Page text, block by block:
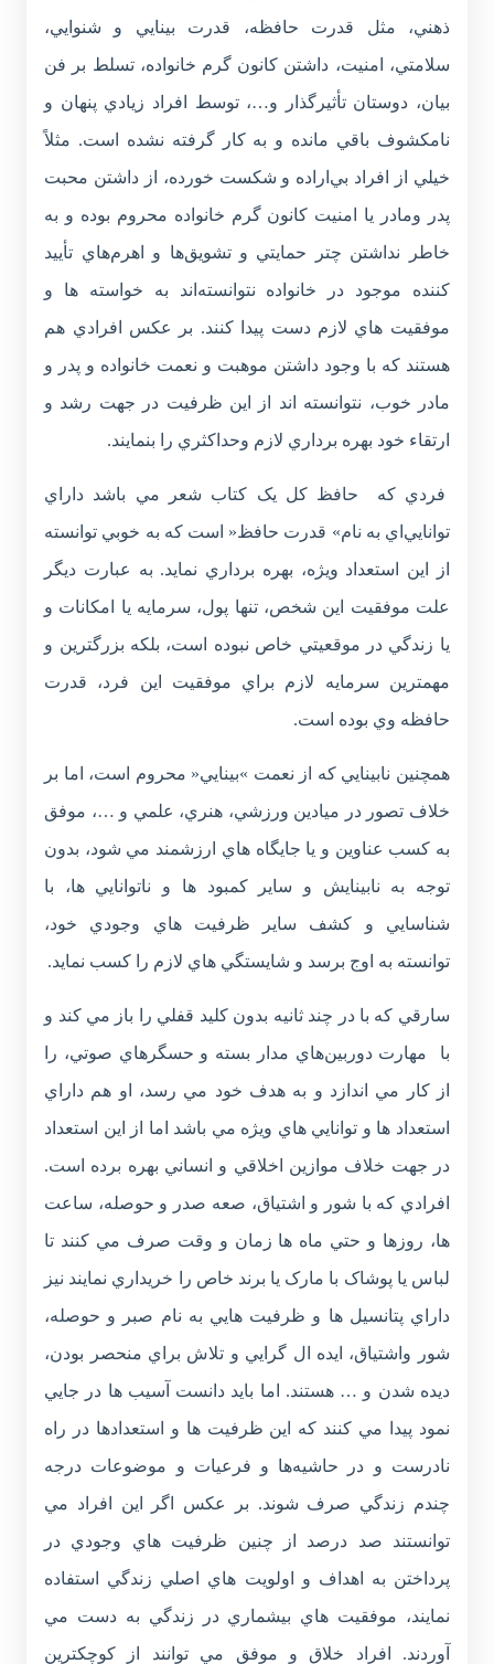
ذهني، مثل قدرت حافظه، قدرت بينايي و شنوايي،
سلامتي، امنيت، داشتن کانون گرم خانواده، تسلط بر فن
بيان، دوستان تأثيرگذار و…، توسط افراد زيادي پنهان و
نامکشوف باقي مانده و به کار گرفته نشده است. مثلاً
خيلي از افراد بي‌اراده و شکست خورده، از داشتن محبت
پدر ومادر يا امنيت کانون گرم خانواده محروم بوده و به
خاطر نداشتن چتر حمايتي و تشويق‌ها و اهرم‌هاي تأييد
کننده موجود در خانواده نتوانسته‌اند به خواسته ها و
موفقيت هاي لازم دست پيدا کنند. بر عکس افرادي هم
هستند که با وجود داشتن موهبت و نعمت خانواده و پدر و
مادر خوب، نتوانسته اند از اين ظرفيت در جهت رشد و
ارتقاء خود بهره برداري لازم وحداکثري را بنمايند.
فردي که حافظ کل يک کتاب شعر مي باشد داراي
توانايي‌اي به نام» قدرت حافظ« است که به خوبي توانسته
از اين استعداد ويژه، بهره برداري نمايد. به عبارت ديگر
علت موفقيت اين شخص، تنها پول، سرمايه يا امکانات و
يا زندگي در موقعيتي خاص نبوده است، بلکه بزرگترين و
مهمترين سرمايه لازم براي موفقيت اين فرد، قدرت
حافظه وي بوده است.
همچنين نابينايي که از نعمت »بينايي« محروم است، اما بر
خلاف تصور در ميادين ورزشي، هنري، علمي و …، موفق
به کسب عناوين و يا جايگاه هاي ارزشمند مي شود، بدون
توجه به نابينايش و ساير کمبود ها و ناتوانايي ها، با
شناسايي و کشف ساير ظرفيت هاي وجودي خود،
توانسته به اوج برسد و شايستگي هاي لازم را کسب نمايد.
سارقي که با در چند ثانيه بدون کليد قفلي را باز مي کند و
با مهارت دوربين‌هاي مدار بسته و حسگرهاي صوتي، را
از کار مي اندازد و به هدف خود مي رسد، او هم داراي
استعداد ها و توانايي هاي ويژه مي باشد اما از اين استعداد
در جهت خلاف موازين اخلاقي و انساني بهره برده است.
افرادي که با شور و اشتياق، صعه صدر و حوصله، ساعت
ها، روزها و حتي ماه ها زمان و وقت صرف مي کنند تا
لباس يا پوشاک با مارک يا برند خاص را خريداري نمايند نيز
داراي پتانسيل ها و ظرفيت هايي به نام صبر و حوصله،
شور واشتياق، ايده ال گرايي و تلاش براي منحصر بودن،
ديده شدن و … هستند. اما بايد دانست آسيب ها در جايي
نمود پيدا مي کنند که اين ظرفيت ها و استعدادها در راه
نادرست و در حاشيه‌ها و فرعيات و موضوعات درجه
چندم زندگي صرف شوند. بر عکس اگر اين افراد مي
توانستند صد درصد از چنين ظرفيت هاي وجودي در
پرداختن به اهداف و اولويت هاي اصلي زندگي استفاده
نمايند، موفقيت هاي بيشماري در زندگي به دست مي
آوردند. افراد خلاق و موفق مي توانند از کوچکترين